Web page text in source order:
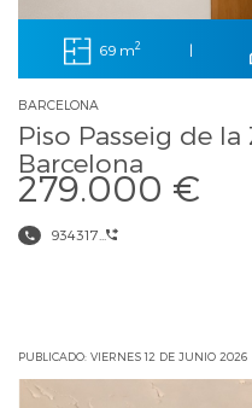
69 m2 |
BARCELONA
Piso Passeig de la
Barcelona
279.000 €
934317...
PUBLICADO: VIERNES 12 DE JUNIO 2026